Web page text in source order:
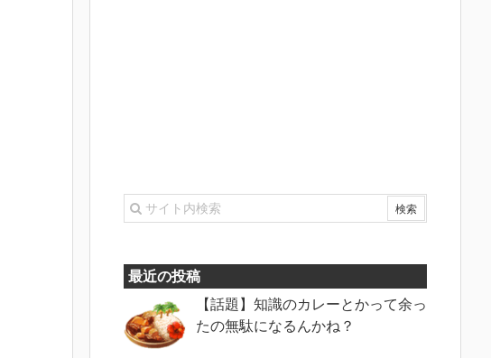
最近の投稿
【話題】知識のカレーとかって余っ
たの無駄になるんかね？